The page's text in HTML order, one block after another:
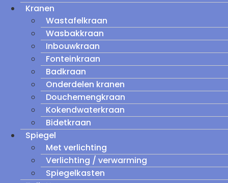
Kranen
Wastafelkraan
Wasbakkraan
Inbouwkraan
Fonteinkraan
Badkraan
Onderdelen kranen
Douchemengkraan
Kokendwaterkraan
Bidetkraan
Spiegel
Met verlichting
Verlichting / verwarming
Spiegelkasten